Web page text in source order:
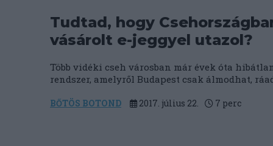
Tudtad, hogy
vásárolt e-jeggyel utazol?
Több vidéki cseh városban már évek óta
rendszer, amelyről Budapest csak álmodhat,
BŐTÖS BOTOND 2017. július 22. 7 perc